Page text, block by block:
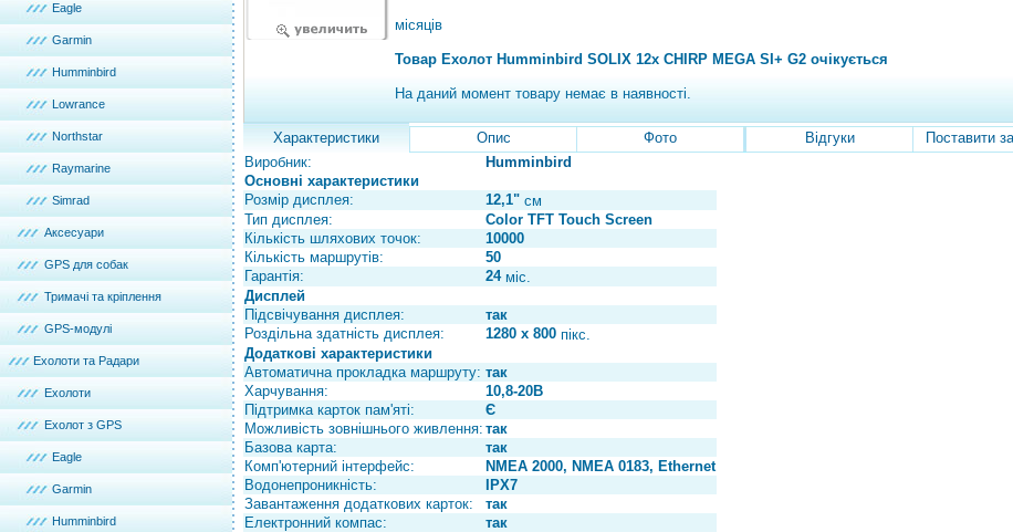
Eagle
Garmin
Humminbird
Lowrance
Northstar
Raymarine
Simrad
Аксесуари
GPS для собак
Тримачі та кріплення
GPS-модулі
Ехолоти та Радари
Ехолоти
Ехолот з GPS
Eagle
Garmin
Humminbird
місяців
Товар Ехолот Humminbird SOLIX 12x CHIRP MEGA SI+ G2 очікується
На даний момент товару немає в наявності.
Характеристики Опис Фото Відгуки
Поставити
Виробник:
Humminbird
Основні характеристики
Розмір дисплея:
12,1" см
Тип дисплея:
Color TFT Touch Screen
Кількість шляхових точок:
10000
Кількість маршрутів:
50
Гарантія:
24міс.
Дисплей
Підсвічування дисплея:
так
Роздільна здатність дисплея:
1280 х 800 пікс.
Додаткові характеристики
Автоматична прокладка маршруту: так
Харчування:
10,8-20В
Підтримка карток пам'яті:
Є
Можливість зовнішнього живлення: так
Базова карта:
так
Комп'ютерний інтерфейс:
NMEA 2000, NMEA 0183, Ethernet
Водонепроникність:
IPX7
Завантаження додаткових карток:
так
Електронний компас:
так